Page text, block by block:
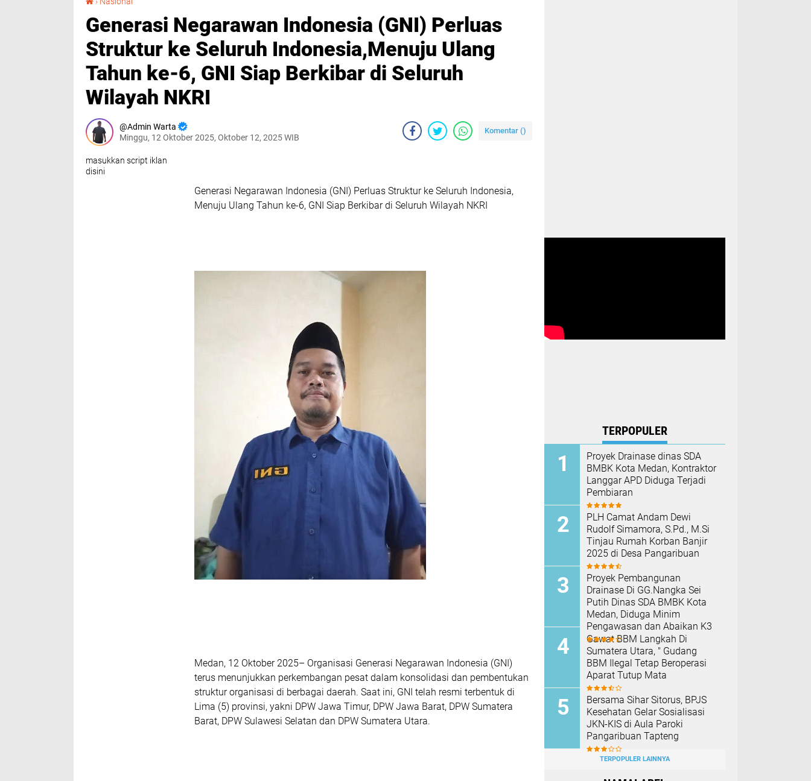
Generasi Negarawan Indonesia (GNI) Perluas
Struktur ke Seluruh Indonesia,Menuju Ulang
Tahun ke-6, GNI Siap Berkibar di Seluruh
Wilayah NKRI
Admin Warta
Minggu, 12 Oktober 2025, Oktober 12, 2025 WIB
Komentar ()
masukkan script iklan
disini
Generasi Negarawan Indonesia (GNI) Perluas Struktur ke Seluruh Indonesia,
Menuju Ulang Tahun ke-6, GNI Siap Berkibar di Seluruh Wilayah NKRI
Medan, 12 Oktober 2025– Organisasi Generasi Negarawan Indonesia (GNI)
terus menunjukkan perkembangan pesat dalam konsolidasi dan pembentukan
struktur organisasi di berbagai daerah. Saat ini, GNI telah resmi terbentuk di
Lima (5) provinsi, yakni DPW Jawa Timur, DPW Jawa Barat, DPW Sumatera
Barat, DPW Sulawesi Selatan dan DPW Sumatera Utara.
TERPOPULER
Proyek Drainase dinas SDA
BMBK Kota Medan, Kontraktor
Langgar APD Diduga Terjadi
Pembiaran
PLH Camat Andam Dewi
Rudolf Simamora, S.Pd., M.Si
Tinjau Rumah Korban Banjir
2025 di Desa Pangaribuan
Proyek Pembangunan
Drainase Di GG.Nangka Sei
Putih Dinas SDA BMBK Kota
Medan, Diduga Minim
Pengawasan dan Abaikan K3
Gawat BBM Langkah Di
Sumatera Utara, " Gudang
BBM Ilegal Tetap Beroperasi
Aparat Tutup Mata
Bersama Sihar Sitorus, BPJS
Kesehatan Gelar Sosialisasi
JKN-KIS di Aula Paroki
Pangaribuan Tapteng
TERPOPULER LAINNYA